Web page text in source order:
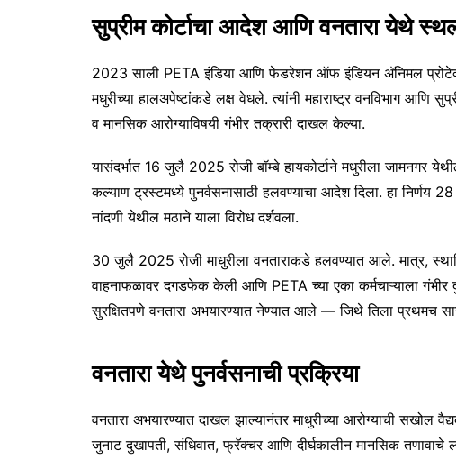
सुप्रीम कोर्टाचा आदेश आणि वनतारा येथे
2023 साली PETA इंडिया आणि फेडरेशन ऑफ इंडियन अ‍ॅनिमल
मधुरीच्या हालअपेष्टांकडे लक्ष वेधले. त्यांनी महाराष्ट्र वनविभाग आणि
व मानसिक आरोग्याविषयी गंभीर तक्रारी दाखल केल्या.
यासंदर्भात 16 जुलै 2025 रोजी बॉम्बे हायकोर्टाने मधुरीला जामनगर
कल्याण ट्रस्टमध्ये पुनर्वसनासाठी हलवण्याचा आदेश दिला. हा निर्णय
नांदणी येथील मठाने याला विरोध दर्शवला.
30 जुलै 2025 रोजी माधुरीला वनताराकडे हलवण्यात आले. मात्र,
वाहनाफळावर दगडफेक केली आणि PETA च्या एका कर्मचाऱ्याला गंभीर
सुरक्षितपणे वनतारा अभयारण्यात नेण्यात आले — जिथे तिला प्रथमच
वनतारा येथे पुनर्वसनाची प्रक्रिया
वनतारा अभयारण्यात दाखल झाल्यानंतर माधुरीच्या आरोग्याची सखोल
जुनाट दुखापती, संधिवात, फ्रॅक्चर आणि दीर्घकालीन मानसिक